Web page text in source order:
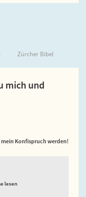
Zürcher Bibel
mich und
mein Konfispruch werden!
lesen